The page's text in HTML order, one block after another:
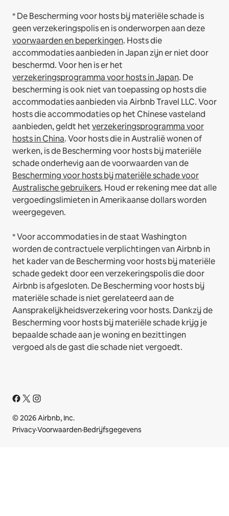
* De Bescherming voor hosts bij materiële schade is
geen verzekeringspolis en is onderworpen aan deze
voorwaarden en beperkingen. Hosts die
accommodaties aanbieden in Japan zijn er niet door
beschermd. Voor hen is er het
verzekeringsprogramma voor hosts in Japan. De
bescherming is ook niet van toepassing op hosts die
accommodaties aanbieden via Airbnb Travel LLC.Voor
hosts die accommodaties op het Chinese vasteland
aanbieden, geldt hetverzekeringsprogramma voor
hosts in China.Voor hosts die in Australië wonen of
werken, is de Bescherming voor hosts bij materiële
schade onderhevig aan de voorwaarden van de
Bescherming voor hosts bij materiële schade voor
Australische gebruikers. Houd er rekening mee dat alle
vergoedingslimieten in Amerikaanse dollars worden
weergegeven.
* Voor accommodaties in de staat Washington
worden de contractuele verplichtingen van Airbnb in
het kader van de Bescherming voor hosts bij materiële
schade gedekt door een verzekeringspolis die door
Airbnb is afgesloten. De Bescherming voor hosts bij
materiële schade is niet gerelateerd aan de
Aansprakelijkheidsverzekering voor hosts. Dankzij de
Bescherming voor hosts bij materiële schade krijg je
bepaalde schade aan je woning en bezittingen
vergoed als de gast die schade niet vergoedt.
© 2026 Airbnb, Inc.
Privacy·Voorwaarden·Bedrijfsgegevens